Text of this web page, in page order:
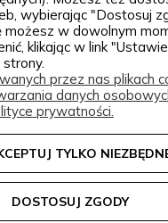
tak, aby mogła trafić
kondycji. W
wszystkim na jakość
ukorzeniona, zdrowa
jak zwykłej wysyłki
są starannie
transportem,
© 2026
wybierając "Dostosuj
możesz w dowolnym
klikając w link
przez nas plikach
danych
prywatności.
TYLKO
DOSTOSUJ ZGODY